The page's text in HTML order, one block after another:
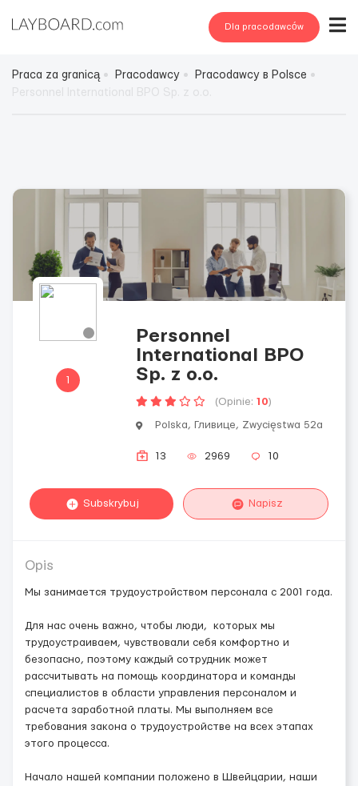
Dla pracodawców
Praca za granicą Pracodawcy
Pracodawcy в Polsce
1
Personnel
International BPO
Sp. z o.o.
(Opinie: 10)
Polska, Гливице, Zwycięstwa 52a
13 2969 10
Subskrybuj Napisz
Opis
Мы занимается трудоустройством персонала с 2001 года.
Для нас очень важно, чтобы люди, которых мы
трудоустраиваем, чувствовали себя комфортно и
безопасно, поэтому каждый сотрудник может
рассчитывать на помощь координатора и команды
специалистов в области управления персоналом и
расчета заработной платы. Мы выполняем все
требования закона о трудоустройстве на всех этапах
этого процесса.
Начало нашей компании положено в Швейцарии, наши